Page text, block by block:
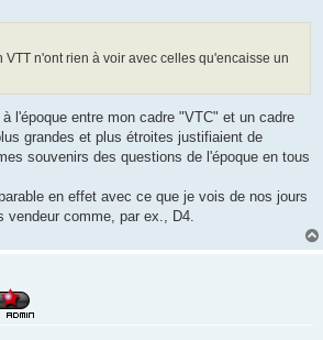
VTT n'ont rien à voir avec celles qu'encaisse un
l'époque entre mon cadre "VTC" et un cadre
grandes et plus étroites justifiaient de
souvenirs des questions de l'époque en tous
en effet avec ce que je vois de nos jours
vendeur comme, par ex., D4.